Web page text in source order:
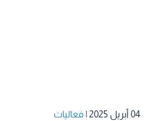
04 أبريل 2025 | فعاليات